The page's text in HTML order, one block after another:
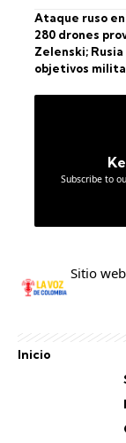
Ataque ruso
280 drones
Zelenski;
objetivos
Subscribe to
Sitio
Inicio